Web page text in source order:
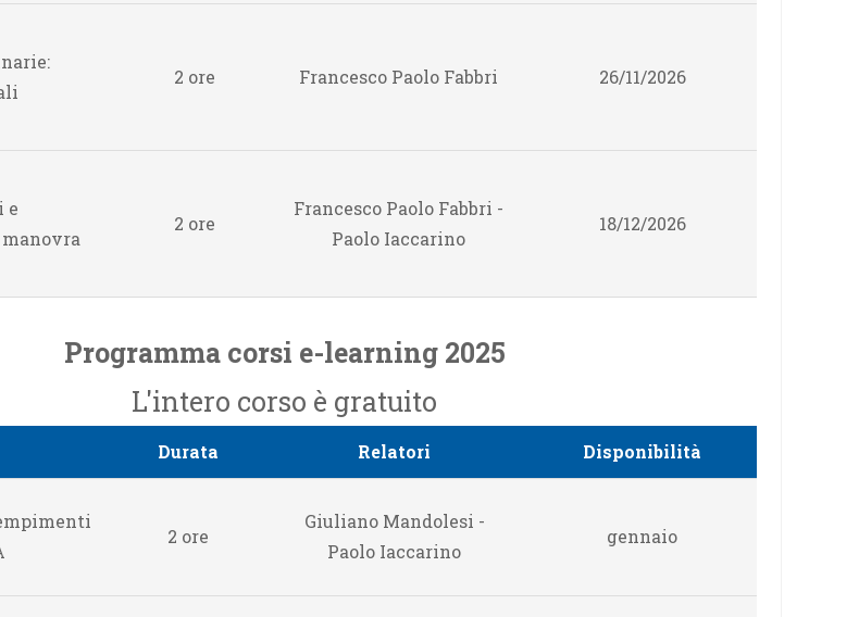
2 ore Francesco Paolo Fabbri 26/11/2026
e
2 ore
Francesco Paolo Fabbri -
Paolo Iaccarino
18/12/2026
Programma corsi e-learning 2025
L'intero corso è gratuito
Durata Relatori Disponibilità
2 ore
Giuliano Mandolesi -
Paolo Iaccarino
gennaio